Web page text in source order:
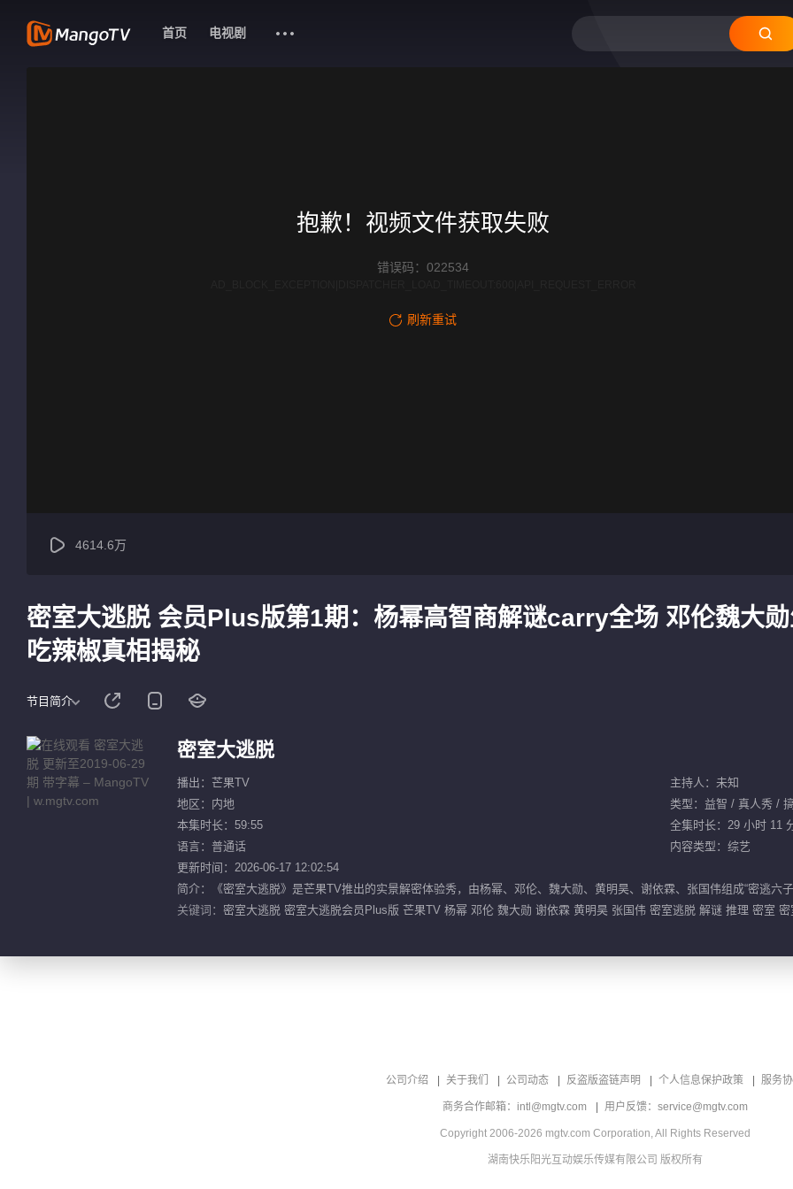
首页 电视剧
抱歉！视频文件获取失败
错误码：022534
刷新重试
4614.6万
密室大逃脱 会员Plus版第1期：杨幂高智商解谜carry全场 邓伦魏大
吃辣椒真相揭秘
节目简介
密室大逃脱
播出：芒果TV
主持人：未知
地区：内地
类型：益智 / 真人秀 /
本集时长：59:55
全集时长：29 小时 11
语言：普通话
内容类型：综艺
更新时间：2026-06-17 12:02:54
简介：《密室大逃脱》是芒果TV推出的实景解密体验秀，由杨幂、邓伦、魏大勋、黄明昊、谢依霖、张国伟组成“密逃六
关键词： 密室大逃脱 密室大逃脱会员Plus版 芒果TV 杨幂 邓伦 魏大勋 谢依霖 黄明昊 张国伟 密室逃脱 解谜 推理 密室
公司介绍 关于我们 公司动态 反盗版盗链声明 个人信息保护政策 服务
商务合作邮箱：intl@mgtv.com 用户反馈：service@mgtv.com
Copyright 2006-2026 mgtv.com Corporation, All Rights Reserved
湖南快乐阳光互动娱乐传媒有限公司 版权所有